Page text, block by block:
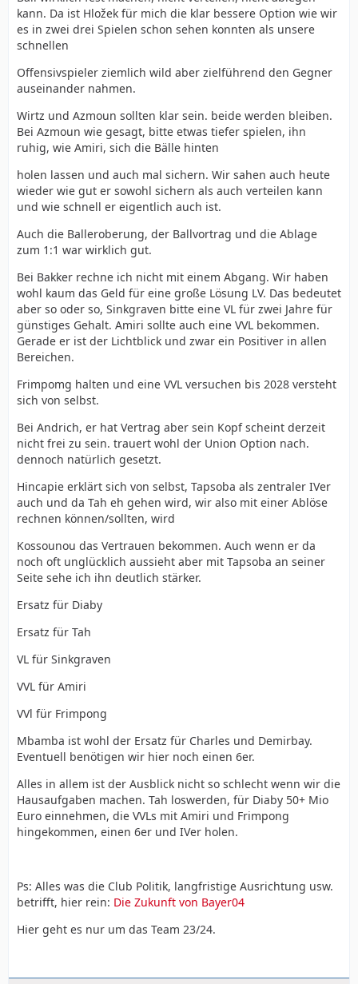
kann. Da ist Hložek für mich die klar bessere Option wie wir
es in zwei drei Spielen schon sehen konnten als unsere
schnellen
Offensivspieler ziemlich wild aber zielführend den Gegner
auseinander nahmen.
Wirtz und Azmoun sollten klar sein. beide werden bleiben.
Bei Azmoun wie gesagt, bitte etwas tiefer spielen, ihn
ruhig, wie Amiri, sich die Bälle hinten
holen lassen und auch mal sichern. Wir sahen auch heute
wieder wie gut er sowohl sichern als auch verteilen kann
und wie schnell er eigentlich auch ist.
Auch die Balleroberung, der Ballvortrag und die Ablage
zum 1:1 war wirklich gut.
Bei Bakker rechne ich nicht mit einem Abgang. Wir haben
wohl kaum das Geld für eine große Lösung LV. Das bedeutet
aber so oder so, Sinkgraven bitte eine VL für zwei Jahre für
günstiges Gehalt. Amiri sollte auch eine VVL bekommen.
Gerade er ist der Lichtblick und zwar ein Positiver in allen
Bereichen.
Frimpomg halten und eine VVL versuchen bis 2028 versteht
sich von selbst.
Bei Andrich, er hat Vertrag aber sein Kopf scheint derzeit
nicht frei zu sein. trauert wohl der Union Option nach.
dennoch natürlich gesetzt.
Hincapie erklärt sich von selbst, Tapsoba als zentraler IVer
auch und da Tah eh gehen wird, wir also mit einer Ablöse
rechnen können/sollten, wird
Kossounou das Vertrauen bekommen. Auch wenn er da
noch oft unglücklich aussieht aber mit Tapsoba an seiner
Seite sehe ich ihn deutlich stärker.
Ersatz für Diaby
Ersatz für Tah
VL für Sinkgraven
VVL für Amiri
VVl für Frimpong
Mbamba ist wohl der Ersatz für Charles und Demirbay.
Eventuell benötigen wir hier noch einen 6er.
Alles in allem ist der Ausblick nicht so schlecht wenn wir die
Hausaufgaben machen. Tah loswerden, für Diaby 50+ Mio
Euro einnehmen, die VVLs mit Amiri und Frimpong
hingekommen, einen 6er und IVer holen.
Ps: Alles was die Club Politik, langfristige Ausrichtung usw.
betrifft, hier rein: Die Zukunft von Bayer04
Hier geht es nur um das Team 23/24.